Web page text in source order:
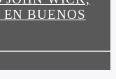
BUENOS